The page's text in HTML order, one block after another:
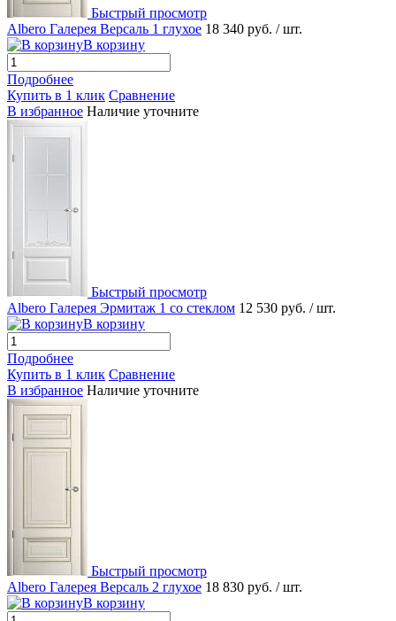
Быстрый просмотр
Albero Галерея Версаль 1 глухое 18 340 руб. / шт.
В корзину
Подробнее
Купить в 1 клик Сравнение
В избранное Наличие уточните
Быстрый просмотр
Albero Галерея Эрмитаж 1 со стеклом 12 530 руб. / шт.
В корзину
Подробнее
Купить в 1 клик Сравнение
В избранное Наличие уточните
Быстрый просмотр
Albero Галерея Версаль 2 глухое 18 830 руб. / шт.
В корзину